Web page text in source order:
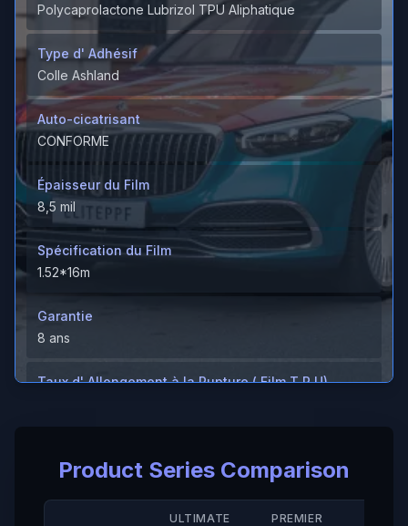
Polycaprolactone Lubrizol TPU Aliphatique
Type d' Adhésif
Colle Ashland
Auto-cicatrisant
CONFORME
Épaisseur du Film
8,5 mil
Spécification du Film
1.52*16m
Garantie
8 ans
Taux d' Allongement à la Rupture ( Film T P U)
M D)Product Series Comparison
ULTIMATE
PREMIER